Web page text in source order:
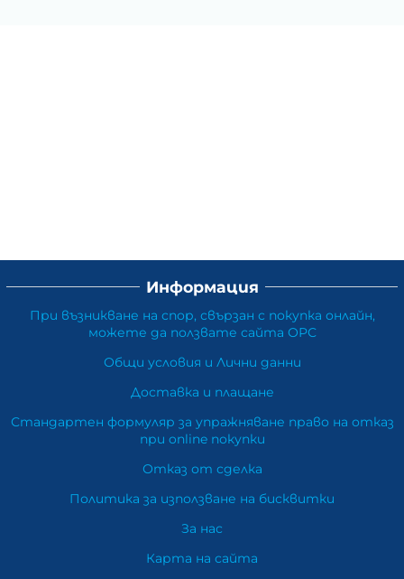
Информация
При възникване на спор, свързан с покупка онлайн,
можете да ползвате сайта ОРС
Общи условия и Лични данни
Доставка и плащане
Стандартен формуляр за упражняване право на отказ
при online покупки
Отказ от сделка
Политика за използване на бисквитки
За нас
Карта на сайта